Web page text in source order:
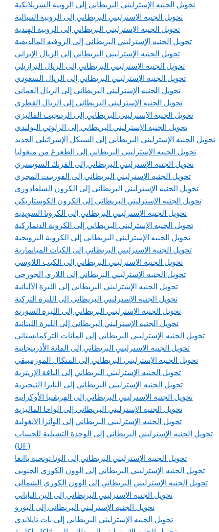
تحويل الجنيه الإسترليني البريطاني إلى الروبية السريلانكية
تحويل الجنيه الإسترليني البريطاني إلى الروبية النيبالية
تحويل الجنيه الإسترليني البريطاني إلى الروبية الهندية
تحويل الجنيه الإسترليني البريطاني إلى الروفيه المالديفية
تحويل الجنيه الإسترليني البريطاني إلى الريال الإيراني
تحويل الجنيه الإسترليني البريطاني إلى الريال البرازيلي
تحويل الجنيه الإسترليني البريطاني إلى الريال السعودي
تحويل الجنيه الإسترليني البريطاني إلى الريال العماني
تحويل الجنيه الإسترليني البريطاني إلى الريال القطري
تحويل الجنيه الإسترليني البريطاني إلى الرينجيت الماليزي
تحويل الجنيه الإسترليني البريطاني إلى الزلوتي البولندي
تحويل الجنيه الإسترليني البريطاني إلى الشيكل الإسرائيلي الجديد
تحويل الجنيه الإسترليني البريطاني إلى الطغرغ من منغوليا
تحويل الجنيه الإسترليني البريطاني إلى الفرنك السويسري
تحويل الجنيه الإسترليني البريطاني إلى الفورينت المجري
تحويل الجنيه الإسترليني البريطاني إلى الكرون السلفادوري
تحويل الجنيه الإسترليني البريطاني إلى الكرون الكوستاريكي
تحويل الجنيه الإسترليني البريطاني إلى الكرونا السويدية
تحويل الجنيه الإسترليني البريطاني إلى الكرونة الدنماركية
تحويل الجنيه الإسترليني البريطاني إلى الكرونة النرويجية
تحويل الجنيه الإسترليني البريطاني إلى الكيات الميانمارية
تحويل الجنيه الإسترليني البريطاني إلى الكيب اللاوسي
تحويل الجنيه الإسترليني البريطاني إلى اللاري الجورجي
تحويل الجنيه الإسترليني البريطاني إلى الليرة الألبانية
تحويل الجنيه الإسترليني البريطاني إلى الليرة التركية
تحويل الجنيه الإسترليني البريطاني إلى الليرة السورية
تحويل الجنيه الإسترليني البريطاني إلى الليرة اللبنانية
تحويل الجنيه الإسترليني البريطاني إلى المانات التركمانستاني
تحويل الجنيه الإسترليني البريطاني إلى المانة الأذربيجانية
تحويل الجنيه الإسترليني البريطاني إلى المتكال الموزمبيقي
تحويل الجنيه الإسترليني البريطاني إلى النافة الإريترية
تحويل الجنيه الإسترليني البريطاني إلى النايرا النيجيرية
تحويل الجنيه الإسترليني البريطاني إلى الهريفنيا الأوكرانية
تحويل الجنيه الإسترليني البريطاني إلى الواخا الماليزية
تحويل الجنيه الإسترليني البريطاني إلى الوانزا الأنغولية
تحويل الجنيه الإسترليني البريطاني إلى الوحدة التشيلية للحساب
(UF)
تحويل الجنيه الإسترليني البريطاني إلى الونا تونجية باانغا
تحويل الجنيه الإسترليني البريطاني إلى الوون الكوري الجنوبي
تحويل الجنيه الإسترليني البريطاني إلى الوون الكوري الشمالي
تحويل الجنيه الإسترليني البريطاني إلى الين الياباني
تحويل الجنيه الإسترليني البريطاني إلى اليورو
تحويل الجنيه الإسترليني البريطاني إلى بات تايلاندي